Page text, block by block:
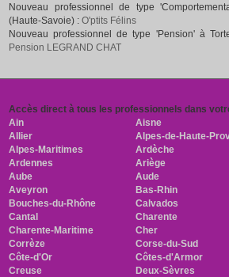
Nouveau professionnel de type
(Haute-Savoie) :O'ptits Félins
Nouveau professionnel de type 'Pension' à
Pension LEGRAND CHAT
Accès direct à tous les professionnels dans
Ain
Aisne
Allier
Alpes-de-Haute-
Alpes-Maritimes
Ardèche
Ardennes
Ariège
Aube
Aude
Aveyron
Bas-Rhin
Bouches-du-Rhône
Calvados
Cantal
Charente
Charente-Maritime
Cher
Corrèze
Corse-du-Sud
Côte-d'Or
Côtes-d'Armor
Creuse
Deux-Sèvres